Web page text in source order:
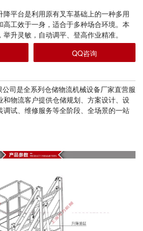
降平台是利用原有叉车基础上的一种多用
工效于一身，适合于多种场合环境。本
升灵敏，自动调平、登高作业精准。
QQ咨询
司是全系列仓储物流机械设备厂家直营服
和物流客户提供仓储规划、方案设计、设
调试、维修服务等全阶段、全场景的一站